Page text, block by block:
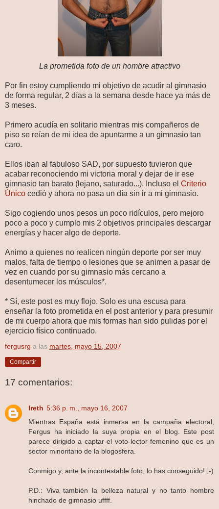
La prometida foto de un hombre atractivo
Por fin estoy cumpliendo mi objetivo de acudir al gimnasio
de forma regular, 2 días a la semana desde hace ya más de
3 meses.
Primero acudía en solitario mientras mis compañeros de
piso se reían de mi idea de apuntarme a un gimnasio tan
caro.
Ellos iban al fabuloso SAD, por supuesto tuvieron que
acabar reconociendo mi victoria moral y dejar de ir ese
gimnasio tan barato (lejano, saturado...). Incluso el Criterio
Único cedió y ahora no pasa un día sin ir a mi gimnasio.
Sigo cogiendo unos pesos un poco ridículos, pero mejoro
poco a poco y cumplo mis 2 objetivos principales descargar
energías y hacer algo de deporte.
Animo a quienes no realicen ningún deporte por ser muy
malos, falta de tiempo o lesiones que se animen a pasar de
vez en cuando por su gimnasio más cercano a
desentumecer los músculos*.
* Sí, este post es muy flojo. Solo es una escusa para
enseñar la foto prometida en el post anterior y para presumir
de mi cuerpo ahora que mis formas han sido pulidas por el
ejercicio físico continuado.
fergusrg a las martes, mayo 15, 2007
Compartir
17 comentarios:
Ireth 5:36 p. m., mayo 16, 2007
Mientras España está inmersa en la campaña electoral,
Fergus ha iniciado la suya propia en el blog. Este post
parece dirigido a captar el voto-lector femenino que es un
sector minoritario de la blogosfera.
Conmigo y, ante la incontestable foto, lo has conseguido! ;-)
P.D.: Viva también la belleza natural y no tanto hombre
hinchado de gimnasio uffff.